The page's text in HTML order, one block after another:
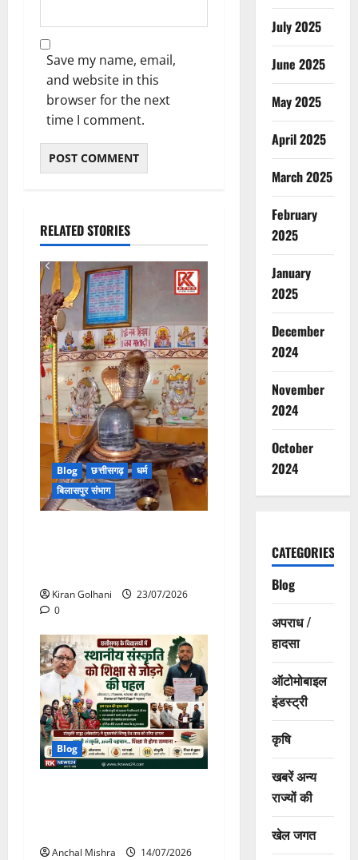
Save my name, email,
and website in this
browser for the next
time I comment.
RELATED STORIES
Blog छत्तीसगढ़
धर्म
बिलासपुर संभाग
Kiran Golhani
23/07/2026
0
Blog
Anchal Mishra
14/07/2026
July 2025
June 2025
May 2025
April 2025
March 2025
February
2025
January
2025
December
2024
November
2024
October
2024
CATEGORIES
Blog
अपराध /
हादसा
ऑटोमोबाइल
इंडस्ट्री
कृषि
खबरें अन्य
राज्यों की
खेल जगत